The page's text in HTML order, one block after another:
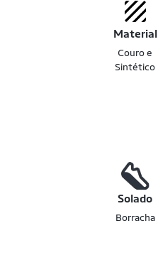
Material
Couro e
Sintético
Solado
Borracha